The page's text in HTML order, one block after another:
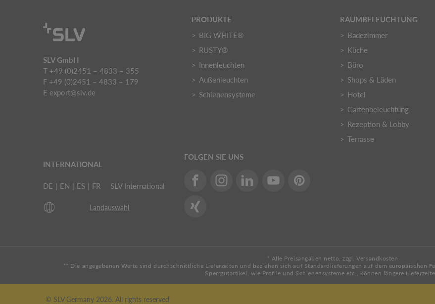
SLV GmbH
T +49 (0)2451 – 4833 – 355
F +49 (0)2451 – 4833 – 179
E export@slv.de
PRODUKTE
BIG WHITE®
RUSTY®
Innenleuchten
Außenleuchten
Schienensysteme
RAUMBELEUCHTUNG
Badezimmer
Küche
Büro
Shops & Läden
Hotel
Gartenbeleuchtung
Rezeption & Lobby
Terrasse
INTERNATIONAL
DE | EN | ES | FR SLV International
Landauswahl
FOLGEN SIE UNS
* Alle Preisangaben netto, zzgl. Versandkosten
** Die angegebenen Werte sind durchschnittliche Lieferzeiten und beziehen sich auf Standardlieferungen auf dem europäischen
Sperrgutartikel, wie Profile und Schienensysteme etc., können längere
© SLV Germany 2026. All rights reserved